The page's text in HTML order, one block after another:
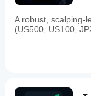
A robust, scalping-
(US500, US100,